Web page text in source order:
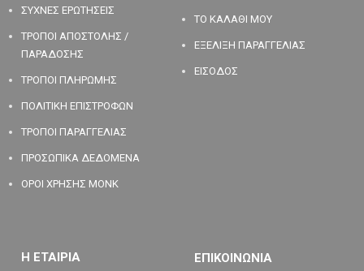
ΣΥΧΝΕΣ ΕΡΩΤΗΣΕΙΣ
ΤΡΟΠΟΙ ΑΠΟΣΤΟΛΗΣ /
ΠΑΡΑΔΟΣΗΣ
ΤΡΟΠΟΙ ΠΛΗΡΩΜΗΣ
ΠΟΛΙΤΙΚΗ ΕΠΙΣΤΡΟΦΩΝ
ΤΡΟΠΟΙ ΠΑΡΑΓΓΕΛΙΑΣ
ΠΡΟΣΩΠΙΚΑ ΔΕΔΟΜΕΝΑ
ΟΡΟΙ ΧΡΗΣΗΣ MONK
ΤΟ ΚΑΛΑΘΙ ΜΟΥ
ΕΞΕΛΙΞΗ ΠΑΡΑΓΓΕΛΙΑΣ
ΕΙΣΟΔΟΣ
Η ΕΤΑΙΡΙΑ ΕΠΙΚΟΙΝΩΝΙΑ